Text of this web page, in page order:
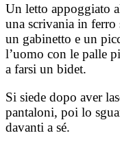
Un letto appoggiato
una scrivania in ferro
un gabinetto e un
l’uomo con le palle
a farsi un bidet.
Si siede dopo aver
pantaloni, poi lo
davanti a sé.